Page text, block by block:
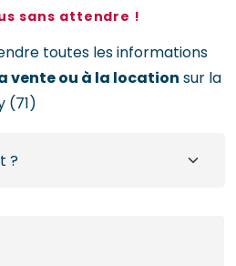
sans attendre !
toutes les informations
vente ou à la location sur la
(71)